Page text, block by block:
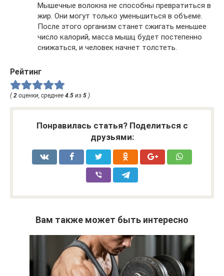
Мышечные волокна не способны превратиться в
жир. Они могут только уменьшиться в объеме.
После этого организм станет сжигать меньшее
число калорий, масса мышц будет постепенно
снижаться, и человек начнет толстеть.
Рейтинг
(2 оценки, среднее 4.5 из 5 )
Понравилась статья? Поделиться с
друзьями:
Вам также может быть интересно